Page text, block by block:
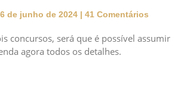
de junho de 2024 41 Comentários
concursos, será que é possível assumir
agora todos os detalhes.